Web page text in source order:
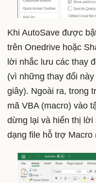
Khi AutoSave được
trên Onedrive hoặc
lời nhắc lưu các thay
(vì những thay đổi
giây). Ngoài ra, trong
mã VBA (macro) vào
dừng lại và hiển thị
dạng file hỗ trợ Macro